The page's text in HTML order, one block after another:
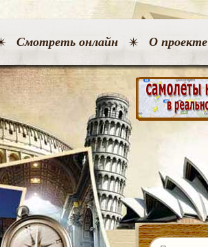
Смотреть онлайн О проекте